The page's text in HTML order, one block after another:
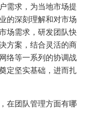
需求，为当地市场提
的深刻理解和对市场
场需求，研发团队快
方案，结合灵活的商
络等一系列的协调战
定坚实基础，进而扎
在团队管理方面有哪